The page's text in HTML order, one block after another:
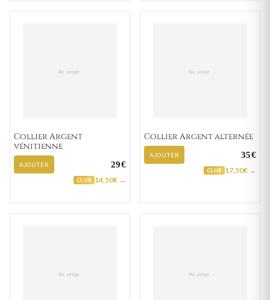
Collier Argent
vénitienne
AJOUTER 29€
CLUB 14,50€ →
Collier Argent alternée
AJOUTER 35€
CLUB 17,50€ →